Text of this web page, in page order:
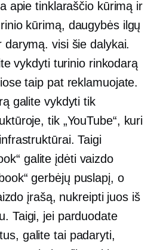
apie tinklaraščio kūrimą ir
kūrimą, daugybės ilgų
visi šie dalykai.
vykdyti turinio rinkodarą
taip pat reklamuojate.
galite vykdyti tik
tik „YouTube“, kuri
Taigi
galite įdėti vaizdo
gerbėjų puslapį, o
įrašą, nukreipti juos iš
Taigi, jei parduodate
galite tai padaryti,